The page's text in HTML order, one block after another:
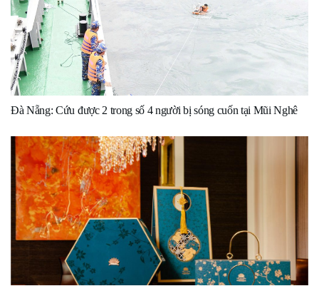
Đà Nẵng: Cứu được 2 trong số 4 người bị sóng cuốn tại Mũi Nghê